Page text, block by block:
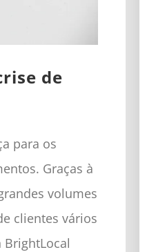
de
para os
Graças à
volumes
clientes vários